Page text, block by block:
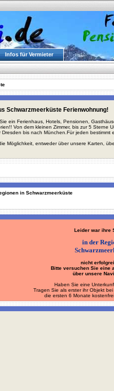
Infos für Vermieter
Schwarzmeerküste Ferienwohnung!
ein Ferienhaus, Hotels, Pensionen,
Von dem kleinen Zimmer, bis zur 5 Sterne
Dresden bis nach München.Für jeden bestimmt
Möglichkeit, entweder über unsere Karten,
in Schwarzmeerküste
Leider war ihre
in der
nicht
Bitte versuchen Sie eine
über unsere
Haben Sie eine
Tragen Sie als erster ihr Objekt
die ersten 6 Monate